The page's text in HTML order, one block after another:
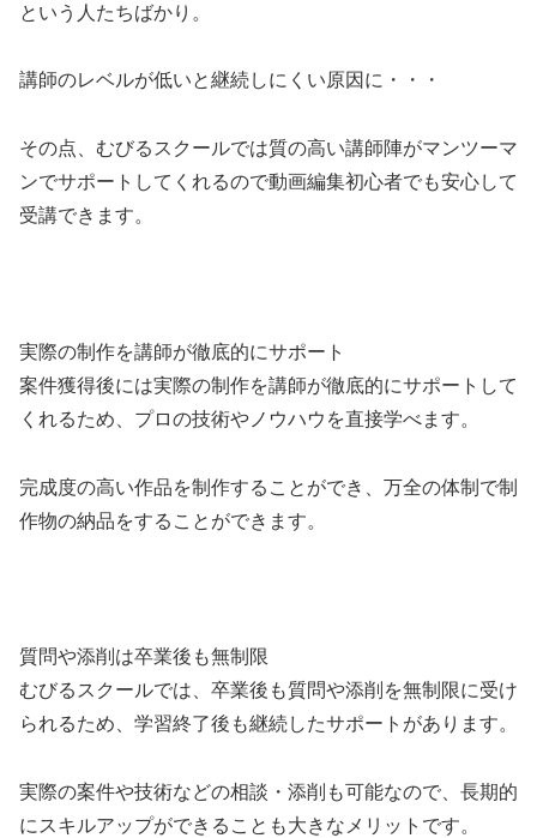
という人たちばかり。
講師のレベルが低いと継続しにくい原因に・・・
その点、むびるスクールでは質の高い講師陣がマンツーマ
ンでサポートしてくれるので動画編集初心者でも安心して
受講できます。
実際の制作を講師が徹底的にサポート
案件獲得後には実際の制作を講師が徹底的にサポートして
くれるため、プロの技術やノウハウを直接学べます。
完成度の高い作品を制作することができ、万全の体制で制
作物の納品をすることができます。
質問や添削は卒業後も無制限
むびるスクールでは、卒業後も質問や添削を無制限に受け
られるため、学習終了後も継続したサポートがあります。
実際の案件や技術などの相談・添削も可能なので、長期的
にスキルアップができることも大きなメリットです。